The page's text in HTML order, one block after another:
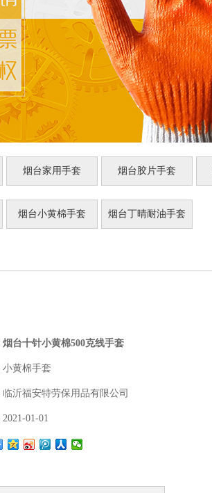
烟台家用手套 烟台胶片手套
烟台小黄棉手套 烟台丁晴耐油手套
烟台十针小黄棉500克线手套
小黄棉手套
临沂福安特劳保用品有限公司
2021-01-01